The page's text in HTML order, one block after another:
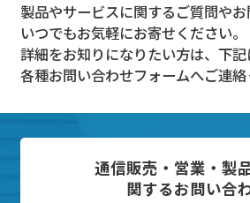
製品やサービスに関するご質問やお
いつでもお気軽にお寄せください。
詳細をお知りになりたい方は、下
各種お問い合わせフォームへご連絡
通信販売・営業・製
関するお問い合